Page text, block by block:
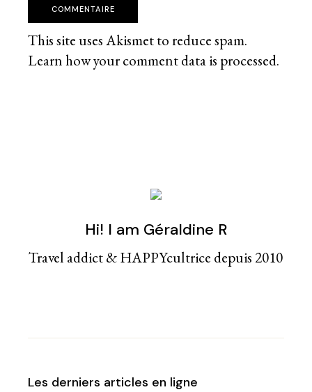
COMMENTAIRE
This site uses Akismet to reduce spam.
Learn how your comment data is processed.
Hi! I am Géraldine R
Travel addict & HAPPYcultrice depuis 2010
Les derniers articles en ligne